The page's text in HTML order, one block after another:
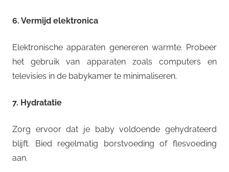
6. Vermijd elektronica
Elektronische apparaten genereren warmte. Probeer
het gebruik van apparaten zoals computers en
televisies in de babykamer te minimaliseren.
7. Hydratatie
Zorg ervoor dat je baby voldoende gehydrateerd
blijft. Bied regelmatig borstvoeding of flesvoeding
aan.